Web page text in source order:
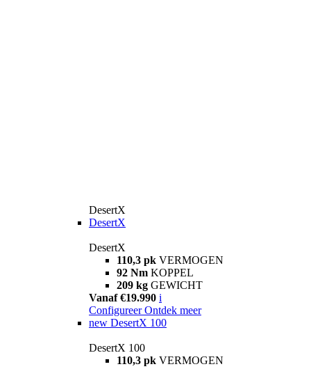
DesertX
DesertX
DesertX
110,3 pk VERMOGEN
92 Nm KOPPEL
209 kg GEWICHT
Vanaf €19.990 i
Configureer Ontdek meer
new DesertX 100
DesertX 100
110,3 pk VERMOGEN